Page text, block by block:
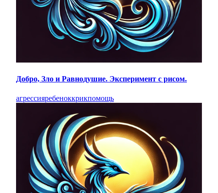
Добро, Зло и Равнодушие. Эксперимент с рисом.
агрессияребеноккрикпомощь